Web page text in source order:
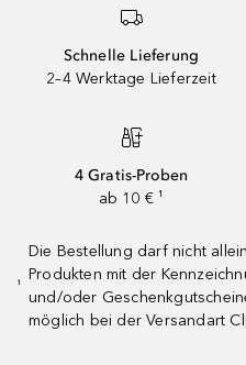
Schnelle Lieferung
2–4 Werktage Lieferzeit
4 Gratis-Proben
ab 10 € ¹
¹
Die Bestellung darf nicht
Produkten mit der
und/oder
möglich bei der Versandart